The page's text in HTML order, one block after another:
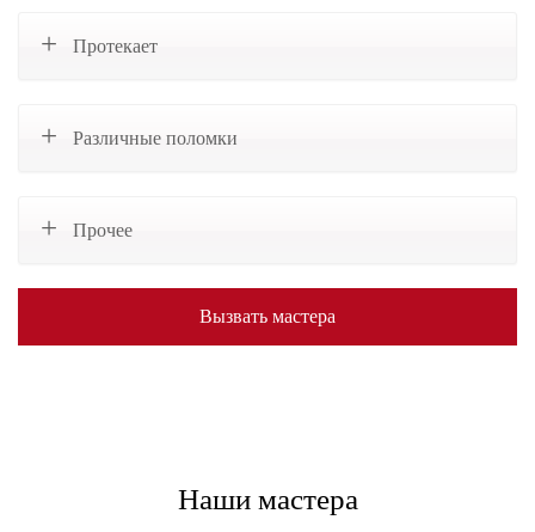
Протекает
Различные поломки
Прочее
Вызвать мастера
Наши мастера